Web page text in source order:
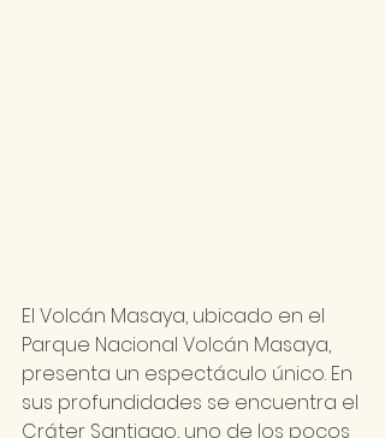
El Volcán Masaya, ubicado en el
Parque Nacional Volcán Masaya,
presenta un espectáculo único. En
sus profundidades se encuentra el
Cráter Santiago, uno de los pocos